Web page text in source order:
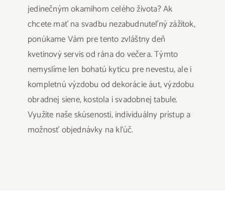
jedinečným okamihom celého života? Ak
chcete mať na svadbu nezabudnuteľný zážitok,
ponúkame Vám pre tento zvláštny deň
kvetinový servis od rána do večera. Týmto
nemyslíme len bohatú kyticu pre nevestu, ale i
kompletnú výzdobu od dekorácie áut, výzdobu
obradnej siene, kostola i svadobnej tabule.
Využite naše skúsenosti, individuálny prístup a
možnosť objednávky na kľúč.